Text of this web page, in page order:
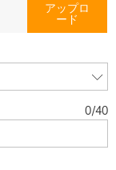
アップロ
ード
0/40